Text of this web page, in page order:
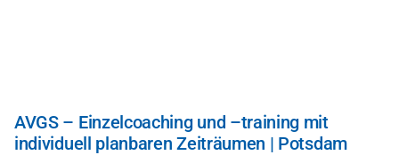
AVGS – Einzelcoaching und –training mit
individuell planbaren Zeiträumen | Potsdam